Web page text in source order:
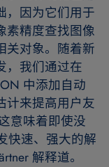
，因为它们用于
素精度查找图像
关对象。随着新
，我们通过在
中添加自动
计来提高用户友
意味着即使没
快速、强大的解
解释道。